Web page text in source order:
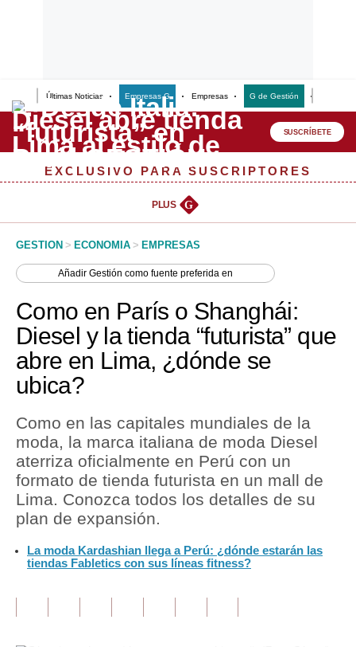
Últimas Noticias Empresas G Empresas G de Gestión
Lo último
Peru Quiosco
Management & Empleo
Perú
Política
Tu Dinero
Finanzas Personales
Inmobiliarias
Plus G
Opinión
Editorial
SUSCRÍBETE
EXCLUSIVO PARA SUSCRIPTORES
PLUS G
GESTION > ECONOMIA > EMPRESAS
AñadirGestión como fuente preferida en
Como en París o Shanghái:
Diesel y la tienda “futurista” que
abre en Lima, ¿dónde se
ubica?
Como en las capitales mundiales de la
moda, la marca italiana de moda Diesel
aterriza oficialmente en Perú con un
formato de tienda futurista en un mall de
Lima. Conozca todos los detalles de su
plan de expansión.
La moda Kardashian llega a Perú: ¿dónde estarán las
tiendas Fabletics con sus líneas fitness?